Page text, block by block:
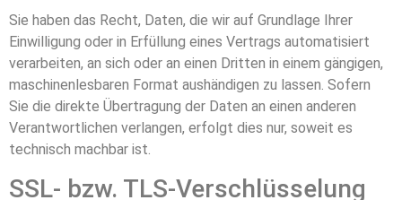
Sie haben das Recht, Daten, die wir auf Grundlage Ihrer
Einwilligung oder in Erfüllung eines Vertrags automatisiert
verarbeiten, an sich oder an einen Dritten in einem gängigen,
maschinenlesbaren Format aushändigen zu lassen. Sofern
Sie die direkte Übertragung der Daten an einen anderen
Verantwortlichen verlangen, erfolgt dies nur, soweit es
technisch machbar ist.
SSL- bzw. TLS-Verschlüsselung